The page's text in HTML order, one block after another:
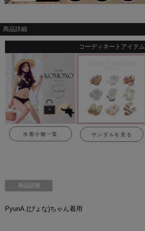
商品詳細
コーディネートアイテム
水着小物一覧 サンダルを見る
商品説明
PyunA.(ぴょな)ちゃん着用